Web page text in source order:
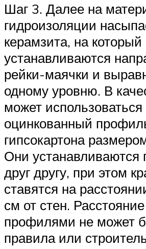
Шаг 3. Далее на
гидроизоляции
керамзита, на который
устанавливаются
рейки-маячки и
одному уровню. В
может использоваться
оцинкованный
гипсокартона
Они устанавливаются
друг другу, при этом
ставятся на
см от стен.
профилями не может
правила или